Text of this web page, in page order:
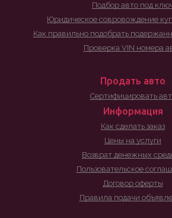
Подбор авто под
Юридическое совровождение
Как правильно подобрать
Проверка VIN номера
Продать авто
Сертифицировать
Информация
Как сделать заказ
Цены на услуги
Возврат денежных
Пользовательское
Договор оферты
Правила подачи